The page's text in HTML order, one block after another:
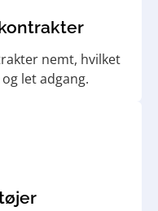
nemt, hvilket
let adgang.